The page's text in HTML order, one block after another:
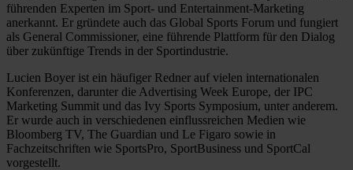
führenden Experten im Sport- und Entertainment-Marketing
anerkannt. Er gründete auch das Global Sports Forum und fungiert
als General Commissioner, eine führende Plattform für den Dialog
über zukünftige Trends in der Sportindustrie.
Lucien Boyer ist ein häufiger Redner auf vielen internationalen
Konferenzen, darunter die Advertising Week Europe, der IPC
Marketing Summit und das Ivy Sports Symposium, unter anderem.
Er wurde auch in verschiedenen einflussreichen Medien wie
Bloomberg TV, The Guardian und Le Figaro sowie in
Fachzeitschriften wie SportsPro, SportBusiness und SportCal
vorgestellt.